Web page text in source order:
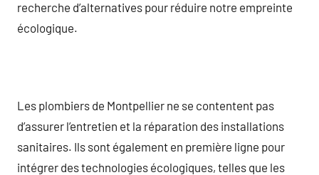
recherche d’alternatives pour réduire notre empreinte
écologique.
Les plombiers de Montpellier ne se contentent pas
d’assurer l’entretien et la réparation des installations
sanitaires. Ils sont également en première ligne pour
intégrer des technologies écologiques, telles que les